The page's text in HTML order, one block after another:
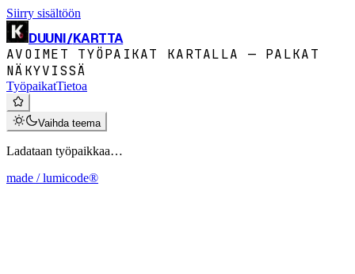
Siirry sisältöön
DUUNI/KARTTA
AVOIMET TYÖPAIKAT KARTALLA — PALKAT
NÄKYVISSÄ
TyöpaikatTietoa
Vaihda teema
Ladataan työpaikkaa…
made / lumicode®